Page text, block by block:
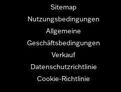
Sitemap
Nutzungsbedingungen
Allgemeine
Geschäftsbedingungen
Verkauf
Datenschutzrichtlinie
Cookie-Richtlinie